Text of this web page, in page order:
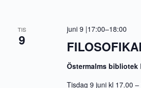
TIS
9
juni 9 |17:00–18:00
Östermalms bibliotek
Tisdag 9 juni kl 17.00